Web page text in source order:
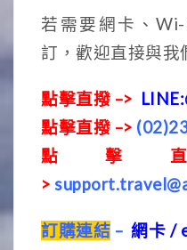
若需要網卡、
訂，歡迎直接與我
點擊直撥 –>
點擊直撥 –>
點擊
>
訂購連結 – 網卡 /